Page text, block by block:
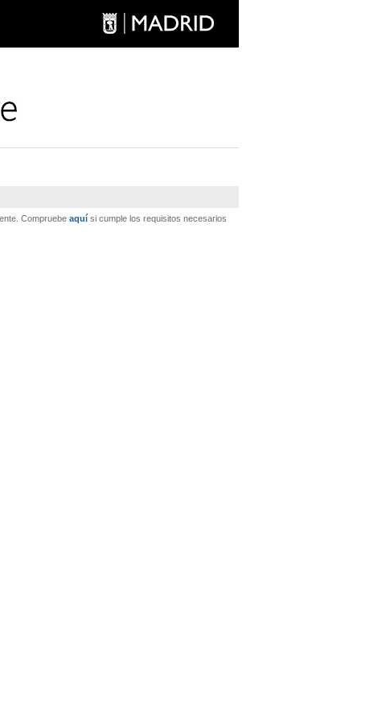
Compruebe aquí si cumple los requisitos necesarios